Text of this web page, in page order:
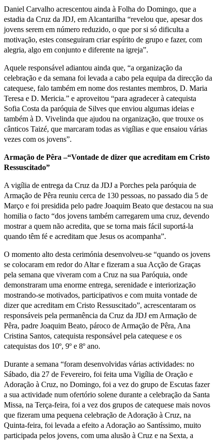
Daniel Carvalho acrescentou ainda à Folha do Domingo, que a
estadia da Cruz da JDJ, em Alcantarilha “revelou que, apesar dos
jovens serem em número reduzido, o que por si só dificulta a
motivação, estes conseguiram criar espírito de grupo e fazer, com
alegria, algo em conjunto e diferente na igreja”.
Aquele responsável adiantou ainda que, “a organização da
celebração e da semana foi levada a cabo pela equipa da direcção da
catequese, falo também em nome dos restantes membros, D. Maria
Teresa e D. Mericia.” e aproveitou “para agradecer à catequista
Sofia Costa da paróquia de Silves que enviou algumas ideias e
também à D. Vivelinda que ajudou na organização, que trouxe os
cânticos Taizé, que marcaram todas as vigílias e que ensaiou várias
vezes com os jovens”.
Armação de Pêra –“Vontade de dizer que acreditam em Cristo
Ressuscitado”
A vigília de entrega da Cruz da JDJ a Porches pela paróquia de
Armação de Pêra reuniu cerca de 130 pessoas, no passado dia 5 de
Março e foi presidida pelo padre Joaquim Beato que destacou na sua
homilia o facto “dos jovens também carregarem uma cruz, devendo
mostrar a quem não acredita, que se torna mais fácil suportá-la
quando têm fé e acreditam que Jesus os acompanha”.
O momento alto desta cerimónia desenvolveu-se “quando os jovens
se colocaram em redor do Altar e fizeram a sua Acção de Graças
pela semana que viveram com a Cruz na sua Paróquia, onde
demonstraram uma enorme entrega, serenidade e interiorização
mostrando-se motivados, participativos e com muita vontade de
dizer que acreditam em Cristo Ressuscitado”, acrescentaram os
responsáveis pela permanência da Cruz da JDJ em Armação de
Pêra, padre Joaquim Beato, pároco de Armação de Pêra, Ana
Cristina Santos, catequista responsável pela catequese e os
catequistas dos 10º, 9º e 8º ano.
Durante a semana “foram desenvolvidas várias actividades: no
Sábado, dia 27 de Fevereiro, foi feita uma Vigília de Oração e
Adoração à Cruz, no Domingo, foi a vez do grupo de Escutas fazer
a sua actividade num ofertório solene durante a celebração da Santa
Missa, na Terça-feira, foi a vez dos grupos de catequese mais novos
que fizeram uma pequena celebração de Adoração à Cruz, na
Quinta-feira, foi levada a efeito a Adoração ao Santíssimo, muito
participada pelos jovens, com uma alusão à Cruz e na Sexta, a